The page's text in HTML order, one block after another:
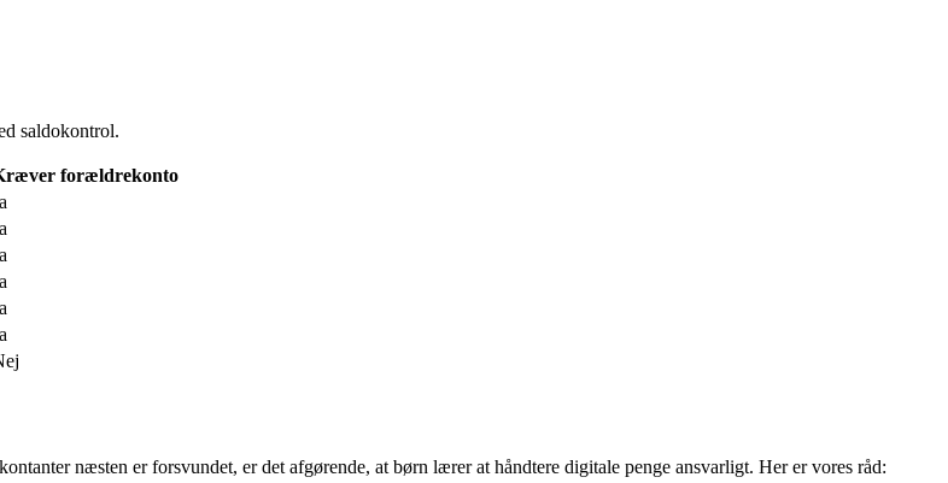
saldokontrol.
forældrekonto
næsten er forsvundet, er det afgørende, at børn lærer at håndtere digitale penge ansvarligt. Her er vores råd: